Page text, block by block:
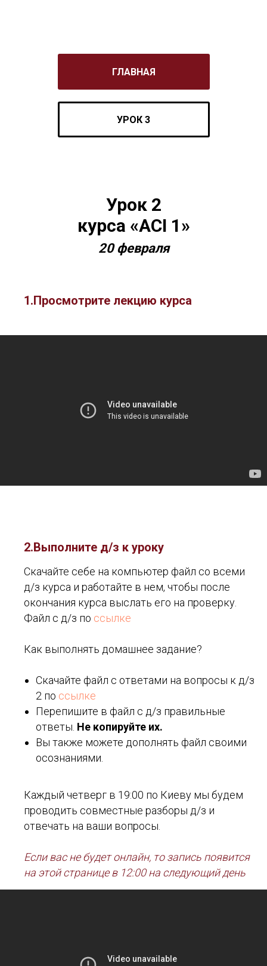
ГЛАВНАЯ
УРОК 3
Урок 2
курса «ACI 1»
20 февраля
1.Просмотрите лекцию курса
2.Выполните д/з к уроку
Скачайте себе на компьютер файл со всеми
д/з курса и работайте в нем, чтобы после
окончания курса выслать его на проверку.
Файл с д/з по ссылке
Как выполнять домашнее задание?
Скачайте файл с ответами на вопросы к д/з
2 по ссылке
Перепишите в файл с д/з правильные
ответы. Не копируйте их.
Вы также можете дополнять файл своими
осознаниями.
Каждый четверг в 19:00 по Киеву мы будем
проводить совместные разборы д/з и
отвечать на ваши вопросы.
Если вас не будет онлайн, то запись появится
на этой странице в 12:00 на следующий день